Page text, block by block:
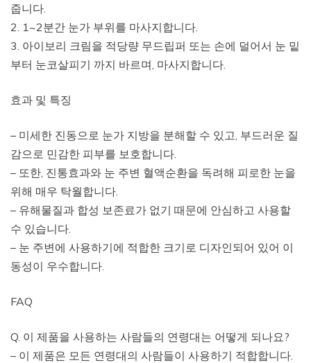
줍니다.
2. 1~2분간 눈가 부위를 마사지합니다.
3. 아이보리 크림을 적당량 무드립퍼 또는 손에 덜어서 눈 밑
부터 눈코살피기 까지 바르며, 마사지합니다.
효과 및 특징
– 미세한 진동으로 눈가 지방을 분해할 수 있고, 부드러운 질
감으로 민감한 피부를 보호합니다.
– 또한, 진통효과와 눈 주변 혈액순환을 독려해 피로한 눈을
위해 매우 탁월합니다.
– 유해물질과 합성 보존료가 없기 때문에 안심하고 사용할
수 있습니다.
– 눈 주변에 사용하기에 적합한 크기로 디자인되어 있어 이
동성이 우수합니다.
FAQ
Q. 이 제품을 사용하는 사람들의 연령대는 어떻게 되나요?
– 이 제품은 모든 연령대의 사람들이 사용하기 적합합니다.